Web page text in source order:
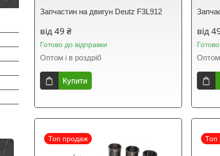
Запчастин на двигун Deutz F3L912
від 49 ₴
Готово до відправки
Оптом і в роздріб
Купити
від
Оптом
Топ продаж Топ